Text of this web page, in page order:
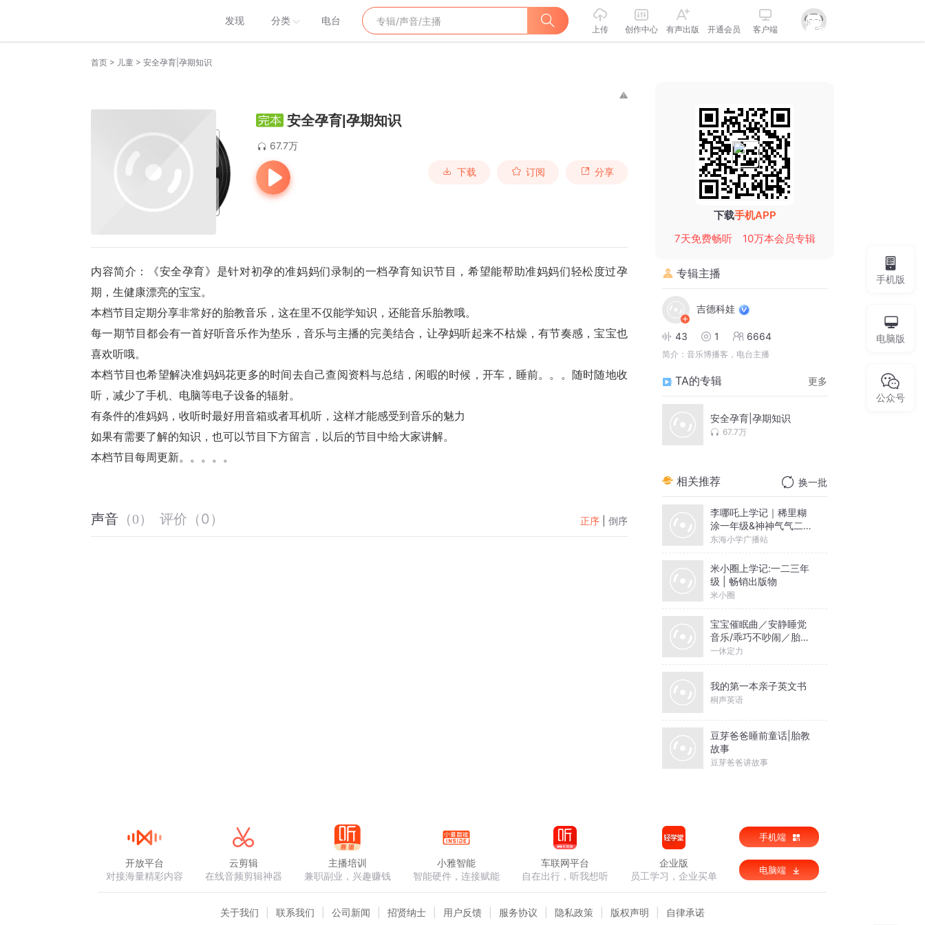
发现 分类 电台
上传 创作中心 有声出版 开通会员 客户端
首页 > 儿童 > 安全孕育|孕期知识
安全孕育|孕期知识
67.7万
下载 订阅 分享
内容简介：《安全孕育》是针对初孕的准妈妈们录制的一档孕育知识节目，希望能帮助准妈妈们轻松度过孕
期，生健康漂亮的宝宝。
本档节目定期分享非常好的胎教音乐，这在里不仅能学知识，还能音乐胎教哦。
每一期节目都会有一首好听音乐作为垫乐，音乐与主播的完美结合，让孕妈听起来不枯燥，有节奏感，宝宝也
喜欢听哦。
本档节目也希望解决准妈妈花更多的时间去自己查阅资料与总结，闲暇的时候，开车，睡前。。。随时随地收
听，减少了手机、电脑等电子设备的辐射。
有条件的准妈妈，收听时最好用音箱或者耳机听，这样才能感受到音乐的魅力
如果有需要了解的知识，也可以节目下方留言，以后的节目中给大家讲解。
本档节目每周更新。。。。。
声音 （0） 评价 （0 ） 正序 倒序
下载手机APP
7天免费畅听
10万本会员专辑
专辑主播
吉德科娃
43 1 6664
简介： 音乐博播客，电台主播
TA的专辑 更多
安全孕育|孕期知识
67.7万
相关推荐 换一批
李哪吒上学记｜稀里糊
涂一年级&神神气气二年
级
东海小学广播站
米小圈上学记:一二三年
级 | 畅销出版物
米小圈
宝宝催眠曲／安静睡觉
音乐/乖巧不吵闹／胎教
音乐
一休定力
我的第一本亲子英文书
桐声英语
豆芽爸爸睡前童话|胎教
故事
豆芽爸爸讲故事
手机版
电脑版
公众号
开放平台
对接海量精彩内容
云剪辑
在线音频剪辑神器
主播培训
兼职副业，兴趣赚钱
小雅智能
智能硬件，连接赋能
车联网平台
自在出行，听我想听
企业版
员工学习，企业买单
手机端
电脑端
关于我们 联系我们 公司新闻 招贤纳士 用户反馈 服务协议 隐私政策 版权声明 自律承诺